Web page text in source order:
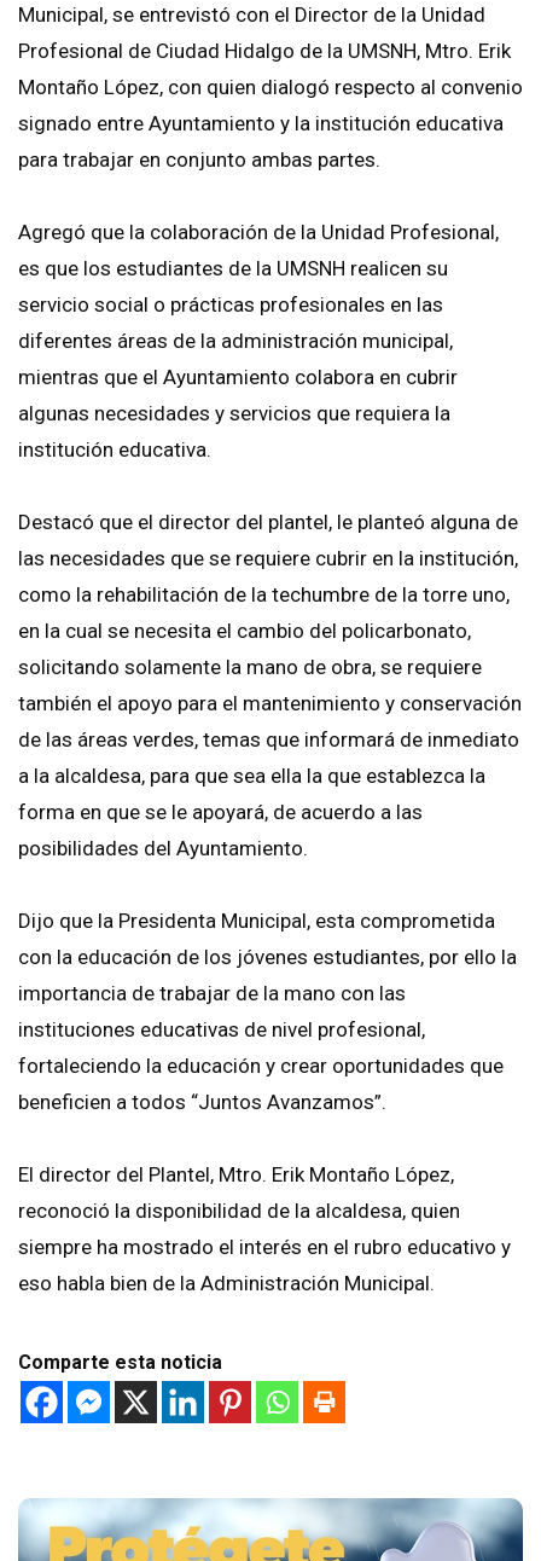
Municipal, se entrevistó con el Director de la Unidad
Profesional de Ciudad Hidalgo de la UMSNH, Mtro. Erik
Montaño López, con quien dialogó respecto al convenio
signado entre Ayuntamiento y la institución educativa
para trabajar en conjunto ambas partes.
Agregó que la colaboración de la Unidad Profesional,
es que los estudiantes de la UMSNH realicen su
servicio social o prácticas profesionales en las
diferentes áreas de la administración municipal,
mientras que el Ayuntamiento colabora en cubrir
algunas necesidades y servicios que requiera la
institución educativa.
Destacó que el director del plantel, le planteó alguna de
las necesidades que se requiere cubrir en la institución,
como la rehabilitación de la techumbre de la torre uno,
en la cual se necesita el cambio del policarbonato,
solicitando solamente la mano de obra, se requiere
también el apoyo para el mantenimiento y conservación
de las áreas verdes, temas que informará de inmediato
a la alcaldesa, para que sea ella la que establezca la
forma en que se le apoyará, de acuerdo a las
posibilidades del Ayuntamiento.
Dijo que la Presidenta Municipal, esta comprometida
con la educación de los jóvenes estudiantes, por ello la
importancia de trabajar de la mano con las
instituciones educativas de nivel profesional,
fortaleciendo la educación y crear oportunidades que
beneficien a todos “Juntos Avanzamos”.
El director del Plantel, Mtro. Erik Montaño López,
reconoció la disponibilidad de la alcaldesa, quien
siempre ha mostrado el interés en el rubro educativo y
eso habla bien de la Administración Municipal.
Comparte esta noticia